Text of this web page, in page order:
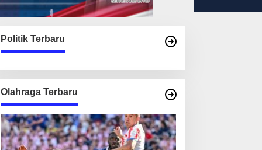
Politik Terbaru
Olahraga Terbaru